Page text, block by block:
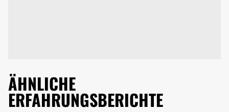
ÄHNLICHE
ERFAHRUNGSBERICHTE